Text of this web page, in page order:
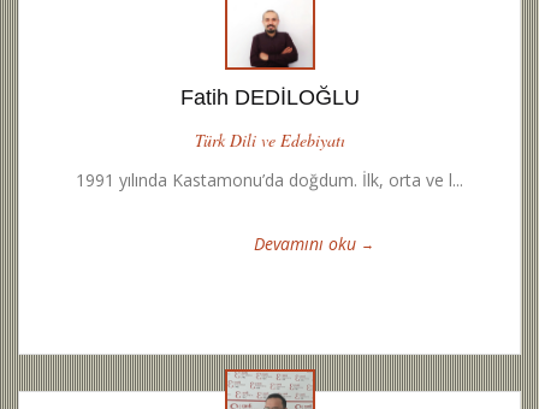
Fatih DEDİLOĞLU
Türk Dili ve Edebiyatı
1991 yılında Kastamonu’da doğdum. İlk, orta ve l...
Devamını oku